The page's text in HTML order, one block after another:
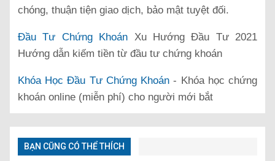
chóng, thuận tiện giao dịch, bảo mật tuyệt đối.
Đầu Tư Chứng Khoán Xu Hướng Đầu Tư 2021
Hướng dẫn kiếm tiền từ đầu tư chứng khoán
Khóa Học Đầu Tư Chứng Khoán - Khóa học chứng
khoán online (miễn phí) cho người mới bắt
BẠN CŨNG CÓ THỂ THÍCH